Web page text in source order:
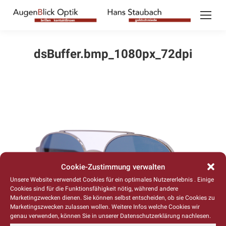
Cookie-Zustimmung verwalten
Unsere Website verwendet Cookies für ein optimales Nutzererlebnis . Einige
Cookies sind für die Funktionsfähigkeit nötig, während andere
Marketingzwecken dienen. Sie können selbst entscheiden, ob sie Cookies zu
Marketingszwecken zulassen wollen. Weitere Infos welche Cookies wir
genau verwenden, können Sie in unserer Datenschutzerklärung nachlesen.
dsBuffer.bmp_1080px_72dpi